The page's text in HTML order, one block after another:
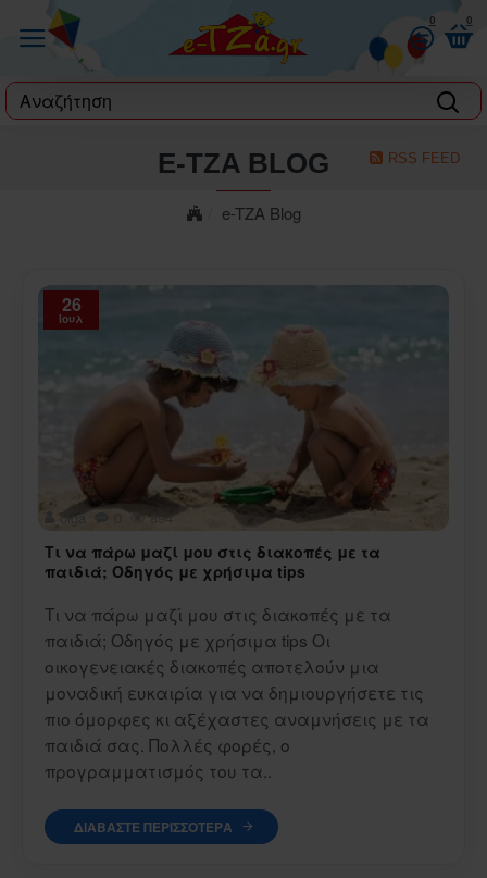
0 0
label
e-TZA Blog
E-TZA BLOG RSS FEED
26
Ιουλ
olga 894
Τι να πάρω μαζί μου στις διακοπές με τα
παιδιά; Οδηγός με χρήσιμα tips
Τι να πάρω μαζί μου στις διακοπές με τα
παιδιά; Οδηγός με χρήσιμα tips Οι
οικογενειακές διακοπές αποτελούν μια
μοναδική ευκαιρία για να δημιουργήσετε τις
πιο όμορφες κι αξέχαστες αναμνήσεις με τα
παιδιά σας. Πολλές φορές, ο
προγραμματισμός του τα..
ΔΙΑΒΆΣΤΕ ΠΕΡΙΣΣΌΤΕΡΑ